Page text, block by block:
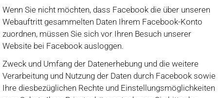
Wenn Sie nicht möchten, dass Facebook die über unseren
Webauftritt gesammelten Daten Ihrem Facebook-Konto
zuordnen, müssen Sie sich vor Ihren Besuch unserer
Website bei Facebook ausloggen.
Zweck und Umfang der Datenerhebung und die weitere
Verarbeitung und Nutzung der Daten durch Facebook sowie
Ihre diesbezüglichen Rechte und Einstellungsmöglichkeiten